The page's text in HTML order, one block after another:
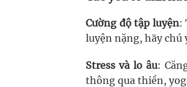
Cường độ tập luyện:
luyện nặng, hãy chú
Stress và lo âu:
thông qua thiền,